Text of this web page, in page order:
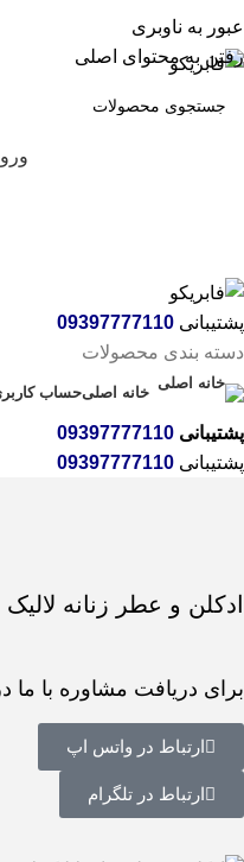
عبور به ناوبری
رفتن به محتوای اصلی
پشتیبانی 09397777110
دسته بندی محصولات
خانه اصلیحساب
پشتیبانی 09397777110
پشتیبانی 09397777110
ادکلن و عطر زنانه
برای دریافت مشاوره با ما
ارتباط در واتس اپ
ارتباط در تلگرام